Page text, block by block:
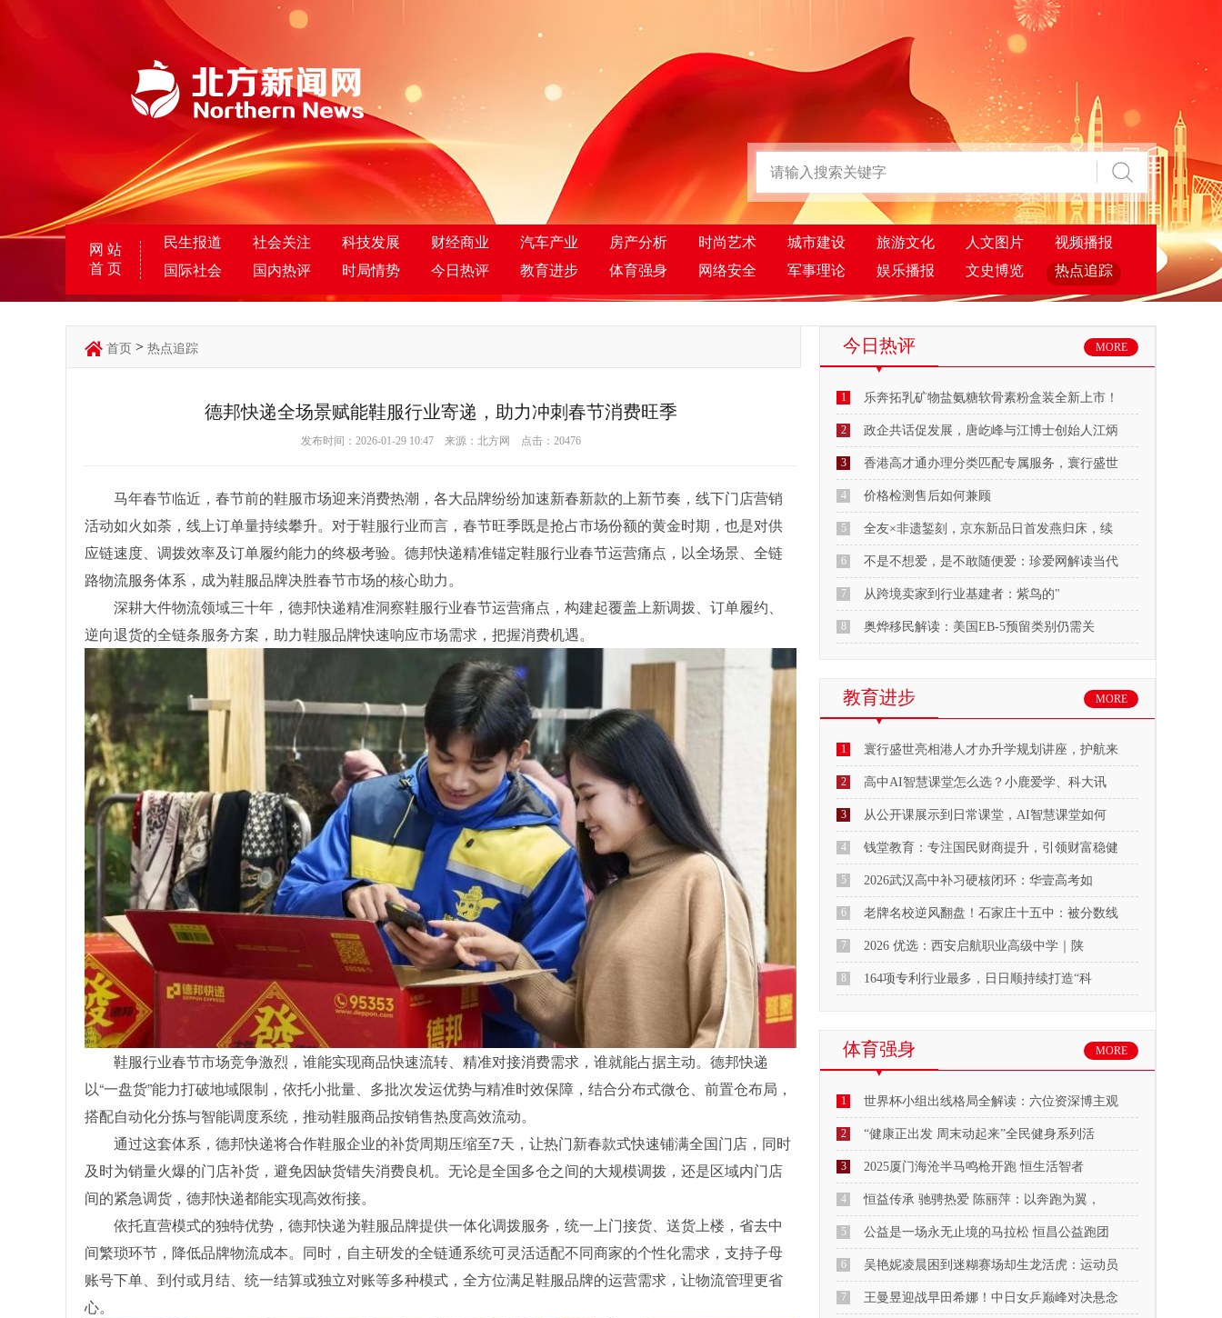
网 站
首 页
民生报道 社会关注 科技发展 财经商业 汽车产业 房产分析 时尚艺术 城市建设 旅游文化 人文图片
视频播报
国际社会
国内热评 时局情势 今日热评 教育进步 体育强身 网络安全 军事理论 娱乐播报 文史博览 热点追踪
首页 > 热点追踪
德邦快递全场景赋能鞋服行业寄递，助力冲刺春节消费旺季
发布时间：2026-01-29 10:47 来源：北方网 点击： 20476
马年春节临近，春节前的鞋服市场迎来消费热潮，各大品牌纷纷加速新春新款的上新节奏，线下门店营销
活动如火如荼，线上订单量持续攀升。对于鞋服行业而言，春节旺季既是抢占市场份额的黄金时期，也是对供
应链速度、调拨效率及订单履约能力的终极考验。德邦快递精准锚定鞋服行业春节运营痛点，以全场景、全链
路物流服务体系，成为鞋服品牌决胜春节市场的核心助力。
深耕大件物流领域三十年，德邦快递精准洞察鞋服行业春节运营痛点，构建起覆盖上新调拨、订单履约、
逆向退货的全链条服务方案，助力鞋服品牌快速响应市场需求，把握消费机遇。
鞋服行业春节市场竞争激烈，谁能实现商品快速流转、精准对接消费需求，谁就能占据主动。德邦快递
以“一盘货”能力打破地域限制，依托小批量、多批次发运优势与精准时效保障，结合分布式微仓、前置仓布局，
搭配自动化分拣与智能调度系统，推动鞋服商品按销售热度高效流动。
通过这套体系，德邦快递将合作鞋服企业的补货周期压缩至7天，让热门新春款式快速铺满全国门店，同时
及时为销量火爆的门店补货，避免因缺货错失消费良机。无论是全国多仓之间的大规模调拨，还是区域内门店
间的紧急调货，德邦快递都能实现高效衔接。
依托直营模式的独特优势，德邦快递为鞋服品牌提供一体化调拨服务，统一上门接货、送货上楼，省去中
间繁琐环节，降低品牌物流成本。同时，自主研发的全链通系统可灵活适配不同商家的个性化需求，支持子母
账号下单、到付或月结、统一结算或独立对账等多种模式，全方位满足鞋服品牌的运营需求，让物流管理更省
心。
今日热评 MORE
1 乐奔拓乳矿物盐氨糖软骨素粉盒装全新上市！
2 政企共话促发展，唐屹峰与江博士创始人江炳
3 香港高才通办理分类匹配专属服务，寰行盛世
4 价格检测售后如何兼顾
5 全友×非遗錾刻，京东新品日首发燕归床，续
6 不是不想爱，是不敢随便爱：珍爱网解读当代
7 从跨境卖家到行业基建者：紫鸟的"
8 奥烨移民解读：美国EB-5预留类别仍需关
教育进步 MORE
1 寰行盛世亮相港人才办升学规划讲座，护航来
2 高中AI智慧课堂怎么选？小鹿爱学、科大讯
3 从公开课展示到日常课堂，AI智慧课堂如何
4 钱堂教育：专注国民财商提升，引领财富稳健
5 2026武汉高中补习硬核闭环：华壹高考如
6 老牌名校逆风翻盘！石家庄十五中：被分数线
7 2026 优选：西安启航职业高级中学｜陕
8 164项专利行业最多，日日顺持续打造“科
体育强身 MORE
1 世界杯小组出线格局全解读：六位资深博主观
2 “健康正出发 周末动起来”全民健身系列活
3 2025厦门海沧半马鸣枪开跑 恒生活智者
4 恒益传承 驰骋热爱 陈丽萍：以奔跑为翼，
5 公益是一场永无止境的马拉松 恒昌公益跑团
6 吴艳妮凌晨困到迷糊赛场却生龙活虎：运动员
7 王曼昱迎战早田希娜！中日女乒巅峰对决悬念